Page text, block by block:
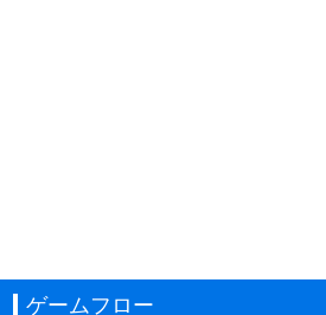
ゲームフロー